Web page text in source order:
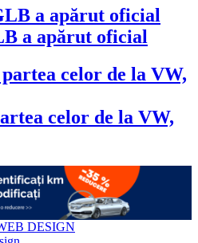
a apărut oficial
celor de la VW,
DESIGN